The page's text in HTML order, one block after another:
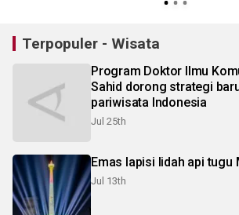
Terpopuler - Wisata
Program Doktor Ilmu
Sahid dorong strategi
pariwisata Indonesia
Jul 25th
Emas lapisi lidah api tugu
Jul 13th